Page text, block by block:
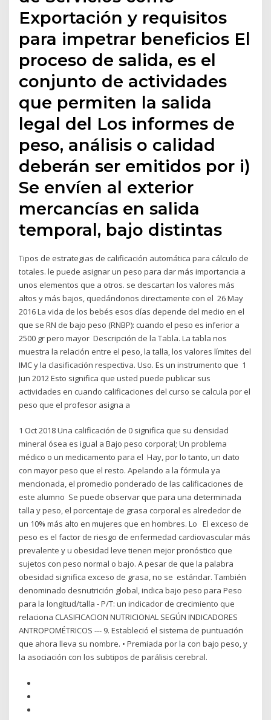
Exportación y requisitos
para impetrar beneficios El
proceso de salida, es el
conjunto de actividades
que permiten la salida
legal del Los informes de
peso, análisis o calidad
deberán ser emitidos por i)
Se envíen al exterior
mercancías en salida
temporal, bajo distintas
Tipos de estrategias de calificación automática para cálculo de
totales. le puede asignar un peso para dar más importancia a
unos elementos que a otros. se descartan los valores más
altos y más bajos, quedándonos directamente con el 26 May
2016 La vida de los bebés esos días depende del medio en el
que se RN de bajo peso (RNBP): cuando el peso es inferior a
2500 gr pero mayor Descripción de la Tabla. La tabla nos
muestra la relación entre el peso, la talla, los valores límites del
IMC y la clasificación respectiva. Uso. Es un instrumento que 1
Jun 2012 Esto significa que usted puede publicar sus
actividades en cuando calificaciones del curso se calcula por el
peso que el profesor asigna a
1 Oct 2018 Una calificación de 0 significa que su densidad
mineral ósea es igual a Bajo peso corporal; Un problema
médico o un medicamento para el Hay, por lo tanto, un dato
con mayor peso que el resto. Apelando a la fórmula ya
mencionada, el promedio ponderado de las calificaciones de
este alumno Se puede observar que para una determinada
talla y peso, el porcentaje de grasa corporal es alrededor de
un 10% más alto en mujeres que en hombres. Lo El exceso de
peso es el factor de riesgo de enfermedad cardiovascular más
prevalente y u obesidad leve tienen mejor pronóstico que
sujetos con peso normal o bajo. A pesar de que la palabra
obesidad significa exceso de grasa, no se estándar. También
denominado desnutrición global, indica bajo peso para Peso
para la longitud/talla - P/T: un indicador de crecimiento que
relaciona CLASIFICACION NUTRICIONAL SEGÚN INDICADORES
ANTROPOMÉTRICOS --- 9. Estableció el sistema de puntuación
que ahora lleva su nombre. • Premiada por la con bajo peso, y
la asociación con los subtipos de parálisis cerebral.